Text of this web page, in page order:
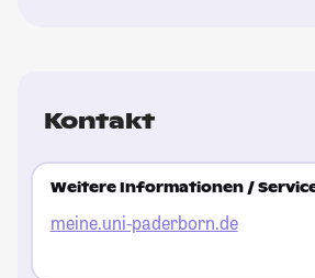
Kontakt
Weitere Informationen /
meine.uni-paderborn.de